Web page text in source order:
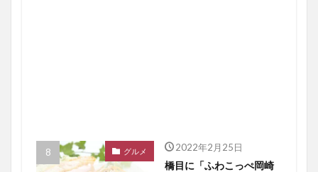
グルメ 2022年2月25日
橋目に「ふわこっぺ岡崎